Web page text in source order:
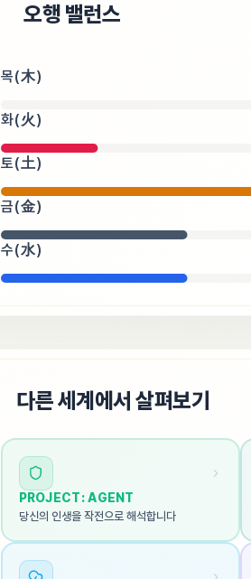
오행 밸런스
목(木)
화(火)
토(土)
금(金)
수(水)
다른 세계에서 살펴보기
PROJECT: AGENT
당신의 인생을 작전으로 해석합니다